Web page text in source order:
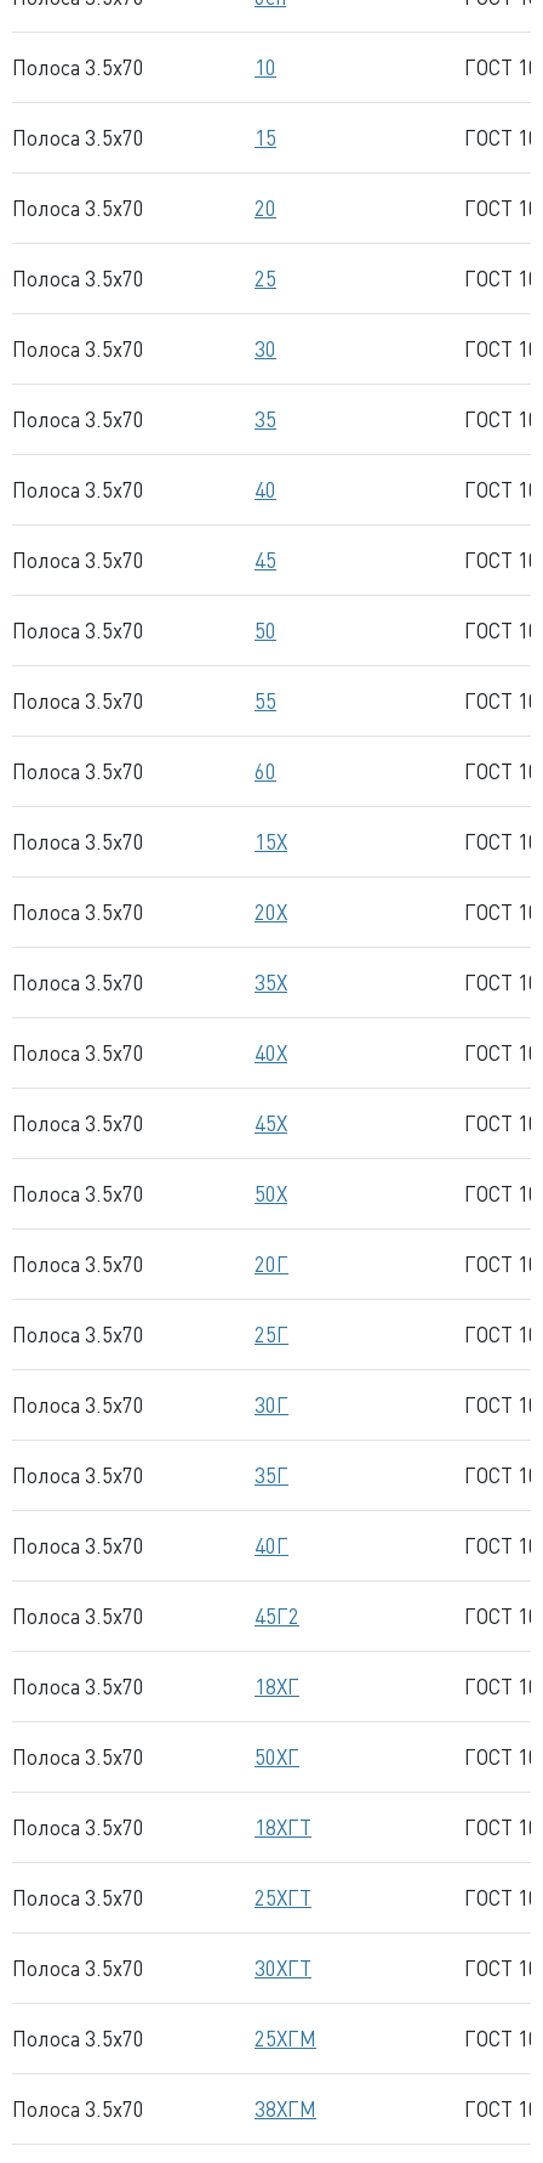
Полоса 3.5x70 10 ГОСТ
Полоса 3.5x70 15 ГОСТ
Полоса 3.5x70 20 ГОСТ
Полоса 3.5x70 25 ГОСТ
Полоса 3.5x70 30 ГОСТ
Полоса 3.5x70 35 ГОСТ
Полоса 3.5x70 40 ГОСТ
Полоса 3.5x70 45 ГОСТ
Полоса 3.5x70 50 ГОСТ
Полоса 3.5x70 55 ГОСТ
Полоса 3.5x70 60 ГОСТ
Полоса 3.5x70 15Х ГОСТ
Полоса 3.5x70 20Х ГОСТ
Полоса 3.5x70 35Х ГОСТ
Полоса 3.5x70 40Х ГОСТ
Полоса 3.5x70 45Х ГОСТ
Полоса 3.5x70 50Х ГОСТ
Полоса 3.5x70 20Г ГОСТ
Полоса 3.5x70 25Г ГОСТ
Полоса 3.5x70 30Г ГОСТ
Полоса 3.5x70 35Г ГОСТ
Полоса 3.5x70 40Г ГОСТ
Полоса 3.5x70 45Г2 ГОСТ
Полоса 3.5x70 18ХГ ГОСТ
Полоса 3.5x70 50ХГ ГОСТ
Полоса 3.5x70 18ХГТ ГОСТ
Полоса 3.5x70 25ХГТ ГОСТ
Полоса 3.5x70 30ХГТ ГОСТ
Полоса 3.5x70 25ХГМ ГОСТ
Полоса 3.5x70 38ХГМ ГОСТ